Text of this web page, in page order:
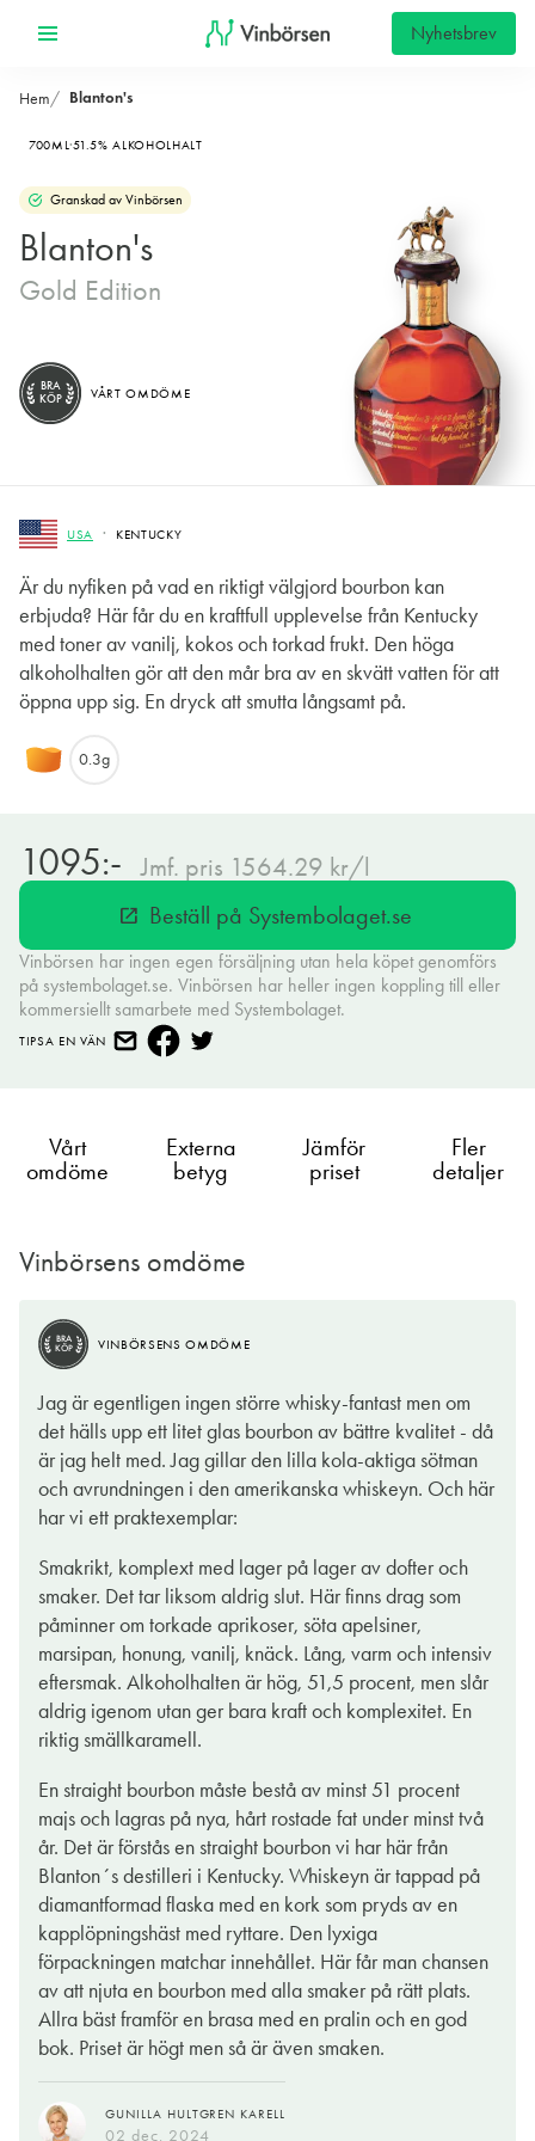
Nyhetsbrev
Hem Blanton's
700ML 51.5% ALKOHOLHALT
Granskad av Vinbörsen
Blanton's
Gold Edition
USA KENTUCKY
Är du nyfiken på vad en riktigt välgjord bourbon kan
erbjuda? Här får du en kraftfull upplevelse från Kentucky
med toner av vanilj, kokos och torkad frukt. Den höga
alkoholhalten gör att den mår bra av en skvätt vatten för att
öppna upp sig. En dryck att smutta långsamt på.
BRA
KÖP
VÅRT OMDÖME
0.3g
1095:- Jmf. pris 1564.29 kr/l
open_in_new Beställ på Systembolaget.se
Vinbörsen har ingen egen försäljning utan hela köpet genomförs
på systembolaget.se. Vinbörsen har heller ingen koppling till eller
kommersiellt samarbete med Systembolaget.
TIPSA EN VÄN
Vårt
omdöme
Externa
betyg
Jämför
priset
Fler
detaljer
Vinbörsens omdöme
BRA
KÖP
VINBÖRSENS OMDÖME
Jag är egentligen ingen större whisky-fantast men om
det hälls upp ett litet glas bourbon av bättre kvalitet - då
är jag helt med. Jag gillar den lilla kola-aktiga sötman
och avrundningen i den amerikanska whiskeyn. Och här
har vi ett praktexemplar:
Smakrikt, komplext med lager på lager av dofter och
smaker. Det tar liksom aldrig slut. Här finns drag som
påminner om torkade aprikoser, söta apelsiner,
marsipan, honung, vanilj, knäck. Lång, varm och intensiv
eftersmak. Alkoholhalten är hög, 51,5 procent, men slår
aldrig igenom utan ger bara kraft och komplexitet. En
riktig smällkaramell.
En straight bourbon måste bestå av minst 51 procent
majs och lagras på nya, hårt rostade fat under minst två
år. Det är förstås en straight bourbon vi har här från
Blanton´s destilleri i Kentucky. Whiskeyn är tappad på
diamantformad flaska med en kork som pryds av en
kapplöpningshäst med ryttare. Den lyxiga
förpackningen matchar innehållet. Här får man chansen
av att njuta en bourbon med alla smaker på rätt plats.
Allra bäst framför en brasa med en pralin och en god
bok. Priset är högt men så är även smaken.
GUNILLA HULTGREN KARELL
02 dec. 2024
BRA
KÖP
VINBÖRSENS OMDÖME
världsomspännande törst för det udda och unika har
konkurrenterna gjort sitt allra bästa för att hänga på. Resultatet
har blivit ett närmast oändligt utbud och framför allt en extrem
förädling av all världens whiskydestillat. Allt är förstås inte värt
att skriva hem om, men det finns numera så mycket spännande
att upptäcka att whiskyklubbarna växer som svampar ur jorden.
Sverige är inget undantag och här får du som är
whiskyaficionado ett gyllene (sic!) tillfälle att vidga vyerna med
en unik bourbon.
Råvaran är den (i Straight Bourbon minst 51 procent)
obligatoriska majsen, jäst med råg och kornmalt, för att sedan
kolonndestilleras traditionellt och försiktigt för att
aromrikedomen inte ska hämmas det minsta. Namnet har det
efter överste Blanton som växte upp nära destilleriet i Kentucky
och lärde sig hantverket från grunden. 1921 blev han dess chef
och en av bourbons historiska förgrundsfigurer.
Redan färgen avslöjar att det här handlar om något annat än
Höglandets rökare. Nyansen är ljus och vackert orange med
en glimt av det klarröda. Doften är ren, mjuk och mycket
elegant med den svala kalkton som präglar Kentuckys
berggrund och även den gör skillnaden stor mot det mesta av
skotsk whisky. Själv framhåller destilleriet dess fina sädestoner,
blandad med tobak, karamell, honung och citrus. Ja, varför
inte?